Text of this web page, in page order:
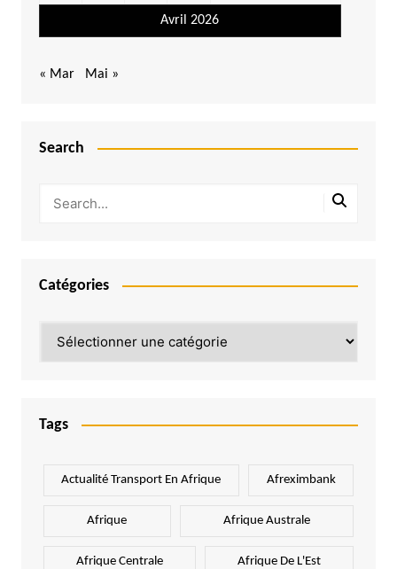
Avril 2026
« Mar Mai »
Search
Catégories
Tags
Actualité Transport En Afrique Afreximbank
Afrique Afrique Australe
Afrique Centrale Afrique De L'Est